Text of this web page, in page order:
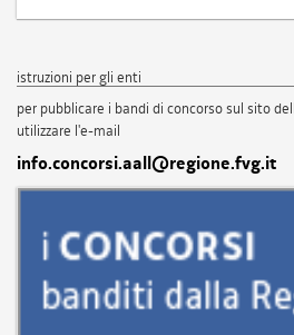
istruzioni per gli enti
per pubblicare i bandi di concorso sul sito
utilizzare l'e-mail
info.concorsi.aall@regione.fvg.it